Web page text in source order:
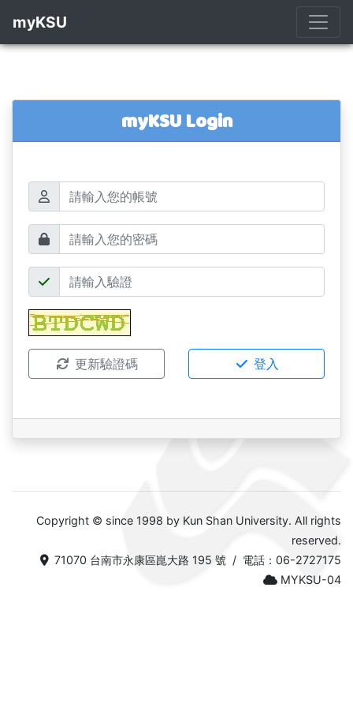
myKSU
myKSU Login
帳號
密碼
驗證碼
更新驗證碼 登入
Copyright © since 1998 by Kun Shan University. All rights
reserved.
71070 台南市永康區崑大路 195 號 / 電話：06-2727175
MYKSU-04